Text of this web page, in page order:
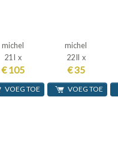
michel
21 I x
€ 105
VOEG TOE
michel
22 II x
€ 35
VOEG TOE